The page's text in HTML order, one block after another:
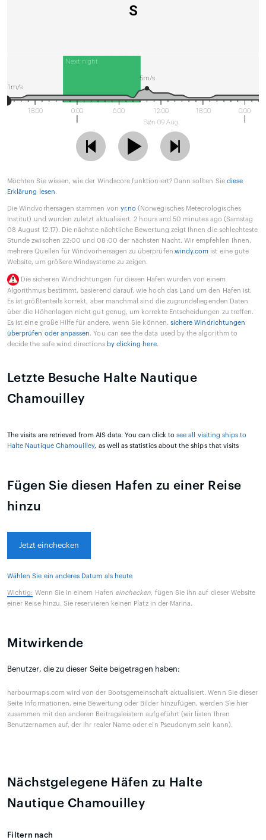
S
Next night
18:00 0:00 6:00
12:00
Søn 09 Aug
18:00 0:00
5m/s
1m/s
Möchten Sie wissen, wie der Windscore funktioniert? Dann sollten Sie diese
Erklärung lesen.
Die Windvorhersagen stammen von yr.no (Norwegisches Meteorologisches
Institut) und wurden zuletzt aktualisiert. 2 hours and 50 minutes ago (Samstag
08 August 12:17). Die nächste nächtliche Bewertung zeigt Ihnen die schlechteste
Stunde zwischen 22:00 und 08:00 der nächsten Nacht. Wir empfehlen Ihnen,
mehrere Quellen für Windvorhersagen zu überprüfen.windy.com ist eine gute
Website, um größere Windsysteme zu zeigen.
Die sicheren Windrichtungen für diesen Hafen wurden von einem
Algorithmus bestimmt, basierend darauf, wie hoch das Land um den Hafen ist.
Es ist größtenteils korrekt, aber manchmal sind die zugrundeliegenden Daten
über die Höhenlagen nicht gut genug, um korrekte Entscheidungen zu treffen.
Es ist eine große Hilfe für andere, wenn Sie können. sichere Windrichtungen
überprüfen oder anpassen. You can see the data used by the algorithm to
decide the safe wind directions by clicking here.
Letzte Besuche Halte Nautique
Chamouilley
The visits are retrieved from AIS data. You can click tosee all visiting ships to
Halte Nautique Chamouilley, as well as statistics about the ships that visits
Fügen Sie diesen Hafen zu einer Reise
hinzu
Jetzt einchecken
Wählen Sie ein anderes Datum als heute
Wichtig: Wenn Sie in einem Hafen einchecken, fügen Sie ihn auf dieser Website
einer Reise hinzu. Sie reservieren keinen Platz in der Marina.
Mitwirkende
Benutzer, die zu dieser Seite beigetragen haben:
harbourmaps.com wird von der Bootsgemeinschaft aktualisiert. Wenn Sie dieser
Seite Informationen, eine Bewertung oder Bilder hinzufügen, werden Sie hier
zusammen mit den anderen Beitragsleistern aufgeführt (wir listen Ihren
Benutzernamen auf, der Ihr realer Name oder ein Pseudonym sein kann).
Nächstgelegene Häfen zu Halte
Nautique Chamouilley
Filtern nach